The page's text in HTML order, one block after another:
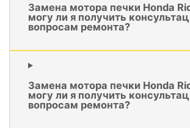
Замена мотора печки Honda
могу ли я получить
вопросам ремонта?
Замена мотора печки Honda
могу ли я получить
вопросам ремонта?